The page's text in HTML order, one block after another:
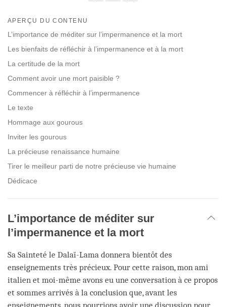
facebook
APERÇU DU CONTENU
L’importance de méditer sur l’impermanence et la mort
Les bienfaits de réfléchir à l’impermanence et à la mort
La certitude de la mort
Comment avoir une mort paisible ?
Commencer à réfléchir à l’impermanence
Le texte
Hommage aux gourous
Inviter les gourous
La précieuse renaissance humaine
Tirer le meilleur parti de notre précieuse vie humaine
Dédicace
L’importance de méditer sur
l’impermanence et la mort
Sa Sainteté le Dalaï-Lama donnera bientôt des
enseignements très précieux. Pour cette raison, mon ami
italien et moi-même avons eu une conversation à ce propos
et sommes arrivés à la conclusion que, avant les